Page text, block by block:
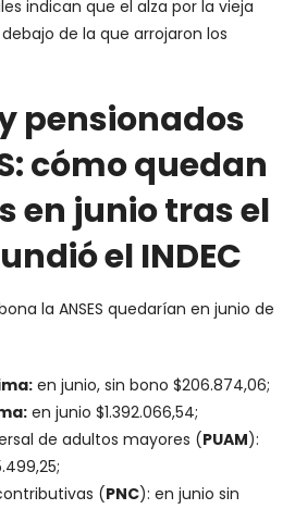
indican que el alza por la vieja
de la que arrojaron los
pensionados
cómo quedan
en junio tras el
el INDEC
la ANSES quedarían en junio de
en junio, sin bono $206.874,06;
en junio $1.392.066,54;
de adultos mayores (PUAM):
(PNC): en junio sin